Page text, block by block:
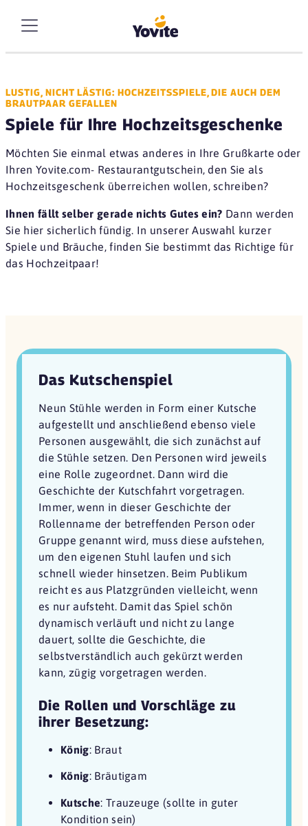
LUSTIG, NICHT LÄSTIG: HOCHZEITSSPIELE, DIE AUCH DEM
BRAUTPAAR GEFALLEN
Spiele für Ihre Hochzeitsgeschenke
Möchten Sie einmal etwas anderes in Ihre Grußkarte oder
Ihren Yovite.com- Restaurantgutschein, den Sie als
Hochzeitsgeschenk überreichen wollen, schreiben?
Ihnen fällt selber gerade nichts Gutes ein? Dann werden
Sie hier sicherlich fündig. In unserer Auswahl kurzer
Spiele und Bräuche, finden Sie bestimmt das Richtige für
das Hochzeitpaar!
Das Kutschenspiel
Neun Stühle werden in Form einer Kutsche
aufgestellt und anschließend ebenso viele
Personen ausgewählt, die sich zunächst auf
die Stühle setzen. Den Personen wird jeweils
eine Rolle zugeordnet. Dann wird die
Geschichte der Kutschfahrt vorgetragen.
Immer, wenn in dieser Geschichte der
Rollenname der betreffenden Person oder
Gruppe genannt wird, muss diese aufstehen,
um den eigenen Stuhl laufen und sich
schnell wieder hinsetzen. Beim Publikum
reicht es aus Platzgründen vielleicht, wenn
es nur aufsteht. Damit das Spiel schön
dynamisch verläuft und nicht zu lange
dauert, sollte die Geschichte, die
selbstverständlich auch gekürzt werden
kann, zügig vorgetragen werden.
Die Rollen und Vorschläge zu
ihrer Besetzung:
König: Braut
König: Bräutigam
Kutsche: Trauzeuge (sollte in guter
Kondition sein)